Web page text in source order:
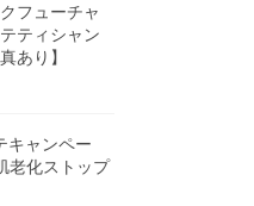
フューチャ
ティシャン
あり】
キャンペー
老化ストップ